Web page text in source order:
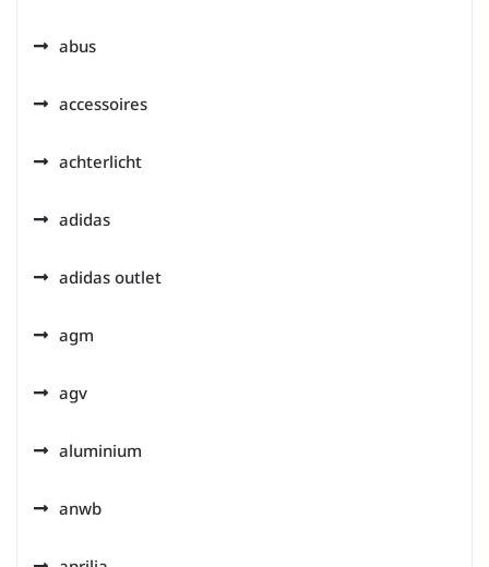
abus
accessoires
achterlicht
adidas
adidas outlet
agm
agv
aluminium
anwb